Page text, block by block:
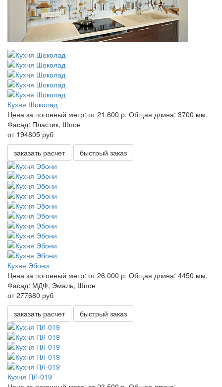
Кухня Шоколад
Цена за погонный метр: от 21.600 р. Общая длина: 3700 мм.
Фасад: Пластик, Шпон
от 194805 руб
заказать расчет
быстрый заказ
Кухня Эбони
Цена за погонный метр: от 26.000 р. Общая длина: 4450 мм.
Фасад: МДФ, Эмаль, Шпон
от 277680 руб
заказать расчет
быстрый заказ
Кухня ПЛ-019